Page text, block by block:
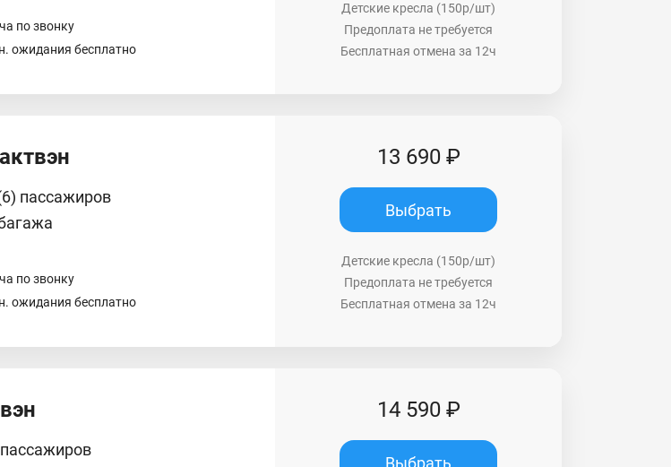
по звонку
ожидания бесплатно
Детские кресла (150р/шт)
Предоплата не требуется
Бесплатная отмена за 12ч
пассажиров
по звонку
ожидания бесплатно
13 690 ₽
Выбрать
Детские кресла (150р/шт)
Предоплата не требуется
Бесплатная отмена за 12ч
14 590 ₽
Выбрать